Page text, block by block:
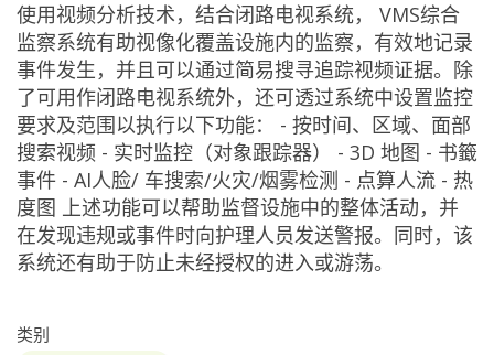
使用视频分析技术，结合闭路电视系统， VMS综合
监察系统有助视像化覆盖设施内的监察，有效地记录
事件发生，并且可以通过简易搜寻追踪视频证据。除
了可用作闭路电视系统外，还可透过系统中设置监控
要求及范围以执行以下功能： - 按时间、区域、面部
搜索视频 - 实时监控（对象跟踪器） - 3D 地图 - 书籤
事件 - AI人脸/ 车搜索/火灾/烟雾检测 - 点算人流 - 热
度图 上述功能可以帮助监督设施中的整体活动，并
在发现违规或事件时向护理人员发送警报。同时，该
系统还有助于防止未经授权的进入或游荡。
类别